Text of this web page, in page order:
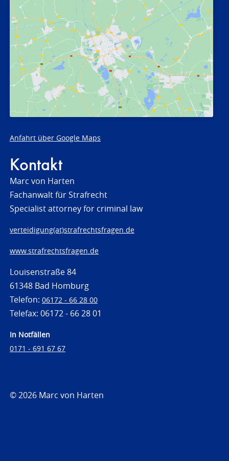
Anfahrt über Google Maps
Kontakt
Marc von Harten
Fachanwalt für Strafrecht
Specialist attorney for criminal law
verteidigung(at)strafrechtsfragen.de
www.strafrechtsfragen.de
Louisenstraße 84
61348 Bad Homburg
Telefon: 06172 - 66 28 00
Telefax: 06172 - 66 28 01
In Notfällen
0171 - 691 67 67
© 2026 Marc von Harten